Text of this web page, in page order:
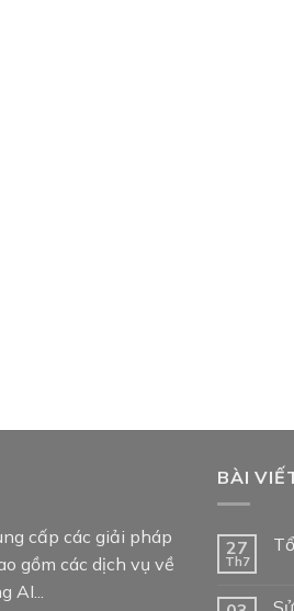
cấp các giải pháp
gồm các dịch vụ về
AI...
BÀI
27
Th7